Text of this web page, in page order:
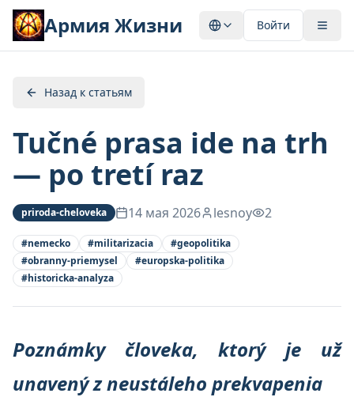
Армия Жизни Войти
Назад к статьям
Tučné prasa ide na trh
— po tretí raz
priroda-cheloveka 14 мая 2026 lesnoy 2
#nemecko #militarizacia #geopolitika
#obranny-priemysel #europska-politika
#historicka-analyza
Poznámky človeka, ktorý je už
unavený z neustáleho prekvapenia